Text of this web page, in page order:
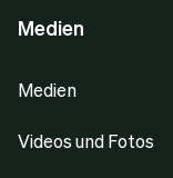
Medien
Medien
Videos und Fotos